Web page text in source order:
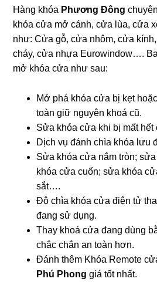
Hàng khóa Phương Đông
khóa cửa mở cánh, cửa lùa, cửa
như: Cửa gỗ, cửa nhôm, cửa
cháy, cửa nhựa Eurowindow….
mở khóa cửa như sau:
Mở phá khóa cửa bị kẹt
toàn giữ nguyên khoá cũ.
Sửa khóa cửa khi bị mất hết
Dịch vụ đánh chìa khóa lưu
Sửa khóa cửa nắm tròn;
khóa cửa cuốn; sửa khóa
sắt….
Độ chìa khóa cửa điện tử
đang sử dụng.
Thay khoá cửa đang dùng
chắc chắn an toàn hơn.
Đánh thêm Khóa Remote
Phú Phonggiá tốt nhất.